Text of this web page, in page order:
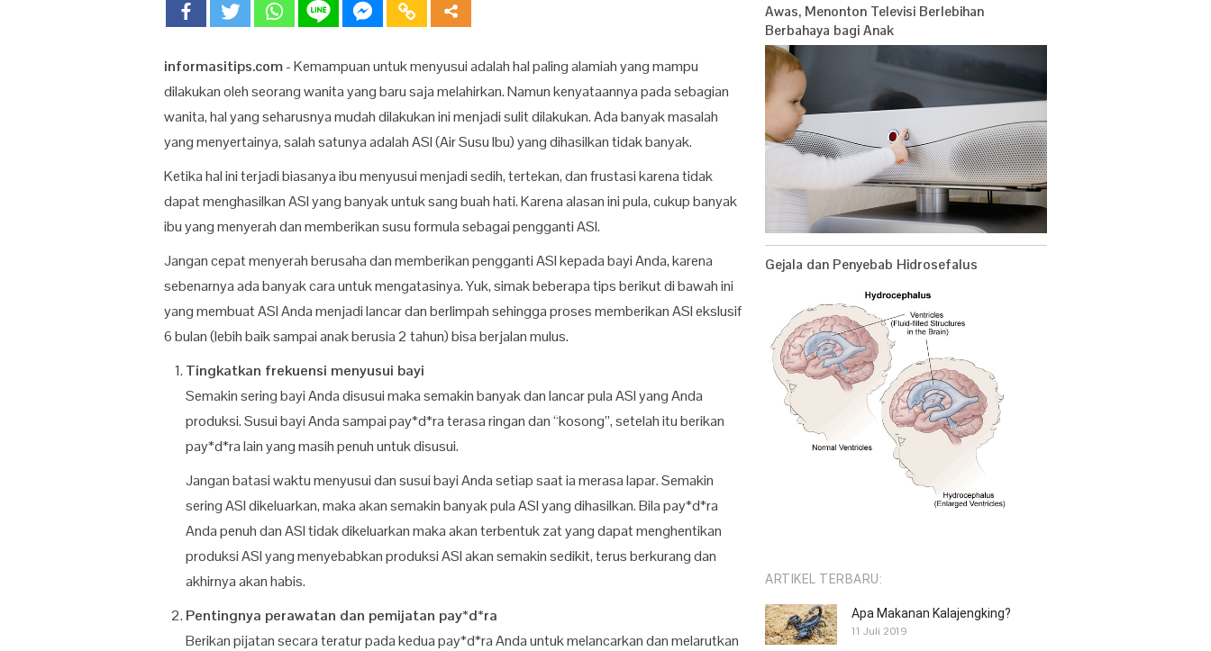
informasitips.com- Kemampuan untuk menyusui adalah hal paling alamiah yang mampu
dilakukan oleh seorang wanita yang baru saja melahirkan. Namun kenyataannya pada sebagian
wanita, hal yang seharusnya mudah dilakukan ini menjadi sulit dilakukan. Ada banyak masalah
yang menyertainya, salah satunya adalah ASI (Air Susu Ibu) yang dihasilkan tidak banyak.
Ketika hal ini terjadi biasanya ibu menyusui menjadi sedih, tertekan, dan frustasi karena tidak
dapat menghasilkan ASI yang banyak untuk sang buah hati. Karena alasan ini pula, cukup banyak
ibu yang menyerah dan memberikan susu formula sebagai pengganti ASI.
Jangan cepat menyerah berusaha dan memberikan pengganti ASI kepada bayi Anda, karena
sebenarnya ada banyak cara untuk mengatasinya. Yuk, simak beberapa tips berikut di bawah ini
yang membuat ASI Anda menjadi lancar dan berlimpah sehingga proses memberikan ASI ekslusif
6 bulan (lebih baik sampai anak berusia 2 tahun) bisa berjalan mulus.
Tingkatkan frekuensi menyusui bayi
Semakin sering bayi Anda disusui maka semakin banyak dan lancar pula ASI yang Anda
produksi. Susui bayi Anda sampai pay*d*ra terasa ringan dan “kosong”, setelah itu berikan
pay*d*ra lain yang masih penuh untuk disusui.
Jangan batasi waktu menyusui dan susui bayi Anda setiap saat ia merasa lapar. Semakin
sering ASI dikeluarkan, maka akan semakin banyak pula ASI yang dihasilkan. Bila pay*d*ra
Anda penuh dan ASI tidak dikeluarkan maka akan terbentuk zat yang dapat menghentikan
produksi ASI yang menyebabkan produksi ASI akan semakin sedikit, terus berkurang dan
akhirnya akan habis.
Pentingnya perawatan dan pemijatan pay*d*ra
Berikan pijatan secara teratur pada kedua pay*d*ra Anda untuk melancarkan dan melarutkan
Awas, Menonton Televisi Berlebihan
Berbahaya bagi Anak
Gejala dan Penyebab Hidrosefalus
ARTIKEL TERBARU:
Apa Makanan Kalajengking?
11 Juli 2019